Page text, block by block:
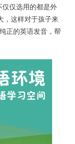
仅选用的都是外
，这样对于孩子来
正的英语发音，帮